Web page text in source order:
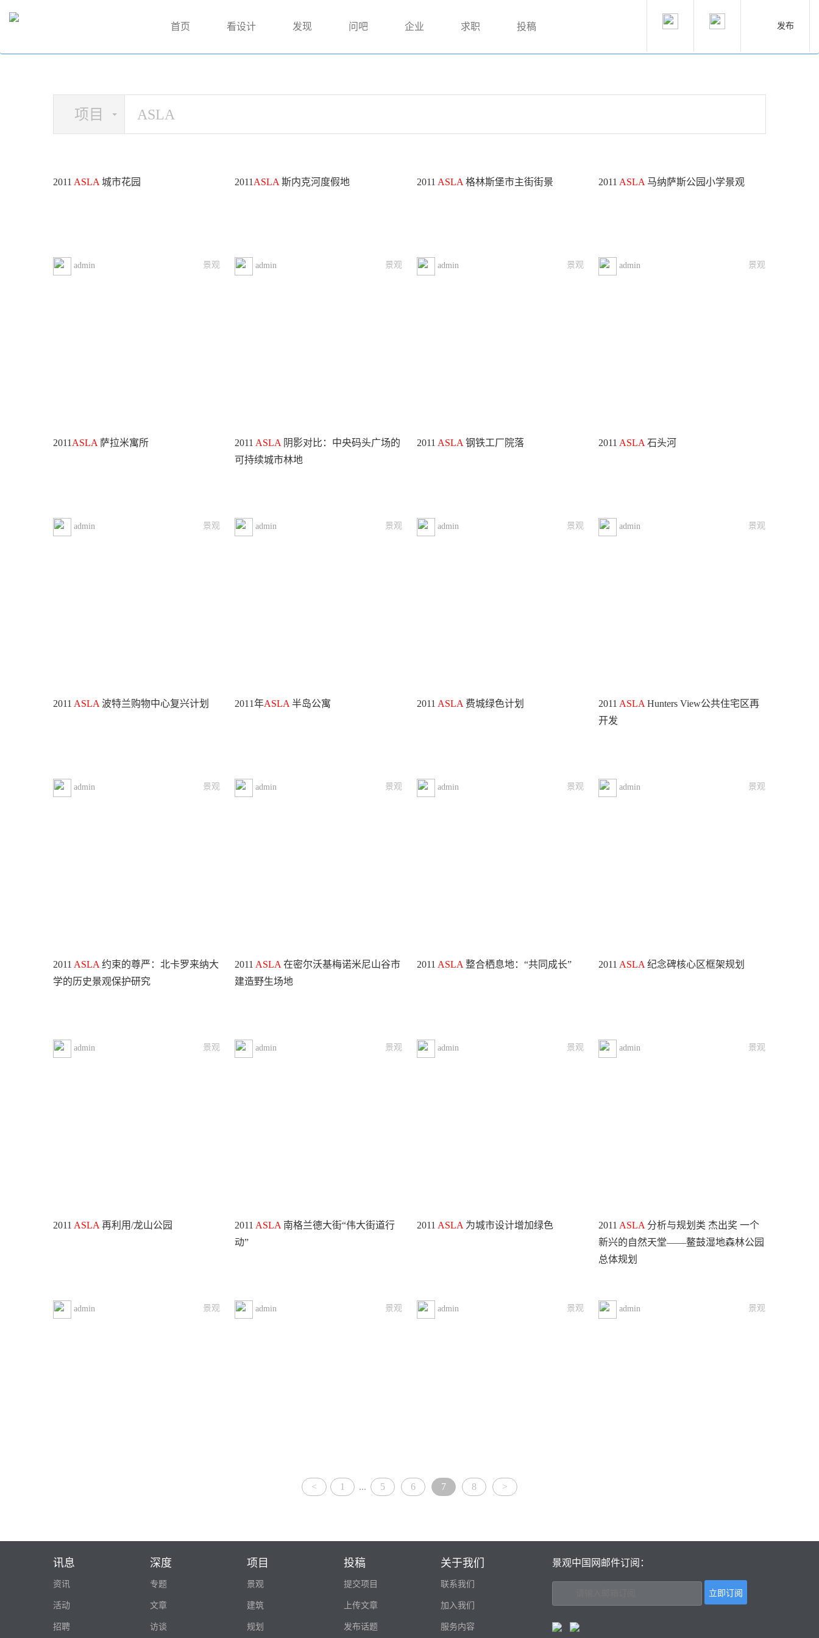
首页 看设计 发现 问吧 企业 求职 投稿 发布
项目
2011 ASLA 城市花园
admin 景观
2011 ASLA 斯内克河度假地
admin 景观
2011 ASLA 格林斯堡市主街街景
admin 景观
2011 ASLA 马纳萨斯公园小学景观
admin 景观
2011 ASLA 萨拉米寓所
admin 景观
2011 ASLA 阴影对比：中央码头广场的
可持续城市林地
admin 景观
2011 ASLA 钢铁工厂院落
admin 景观
2011 ASLA 石头河
admin 景观
2011 ASLA 波特兰购物中心复兴计划
admin 景观
2011年ASLA 半岛公寓
admin 景观
2011 ASLA 费城绿色计划
admin 景观
2011 ASLA Hunters View公共住宅区再
开发
admin 景观
2011 ASLA 约束的尊严：北卡罗来纳大
学的历史景观保护研究
admin 景观
2011 ASLA 在密尔沃基梅诺米尼山谷市
建造野生场地
admin 景观
2011 ASLA 整合栖息地：“共同成长”
admin 景观
2011 ASLA 纪念碑核心区框架规划
admin 景观
2011 ASLA 再利用/龙山公园
admin 景观
2011 ASLA 南格兰德大街“伟大街道行
动”
admin 景观
2011 ASLA 为城市设计增加绿色
admin 景观
2011 ASLA 分析与规划类 杰出奖 一个
新兴的自然天堂——鳌鼓湿地森林公园
总体规划
admin 景观
< 1 ... 5 6 7 8 >
讯息
资讯
活动
招聘
深度
专题
文章
访谈
项目
景观
建筑
规划
投稿
提交项目
上传文章
发布话题
关于我们
联系我们
加入我们
服务内容
景观中国网邮件订阅：